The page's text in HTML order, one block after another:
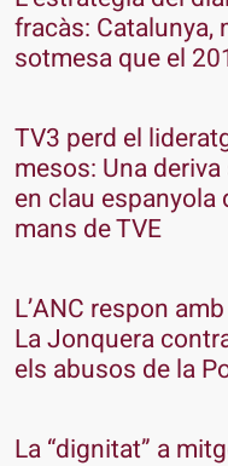
fracàs: Catalunya,
sotmesa que el
TV3 perd el
mesos: Una
en clau espanyola
mans de TVE
L’ANC respon
La Jonquera
els abusos de la
La “dignitat” a